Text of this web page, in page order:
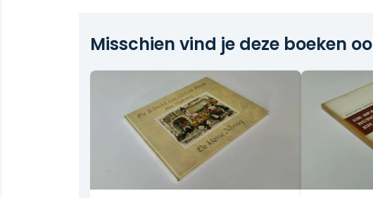
Misschien vind je deze boeken